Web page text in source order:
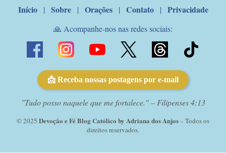
Início | Sobre | Orações | Contato | Privacidade
🙏 Acompanhe-nos nas redes sociais:
📩 Receba nossas postagens por e-mail
"Tudo posso naquele que me fortalece." – Filipenses 4:13
© 2025 Devoção e Fé Blog Católico by Adriana dos Anjos– Todos os
direitos reservados.